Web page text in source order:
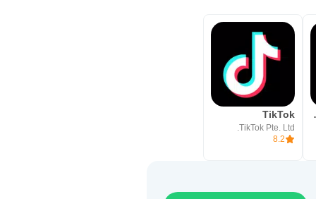
TikTok
TikTok Pte. Ltd.
8.2